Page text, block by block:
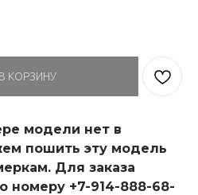
КОРЗИНУ
модели нет в
пошить эту модель
Для заказа
номеру +7-914-888-68-